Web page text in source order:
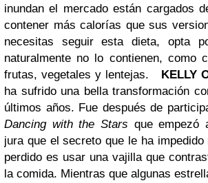
inundan el mercado están cargados
contener más calorías que sus
necesitas seguir esta dieta, opta
naturalmente no lo contienen, como
frutas, vegetales y lentejas.
KELLY
ha sufrido una bella transformación
últimos años. Fue después de
Dancing with the Stars que empezó
jura que el secreto que le ha
perdido es usar una vajilla que
la comida. Mientras que algunas